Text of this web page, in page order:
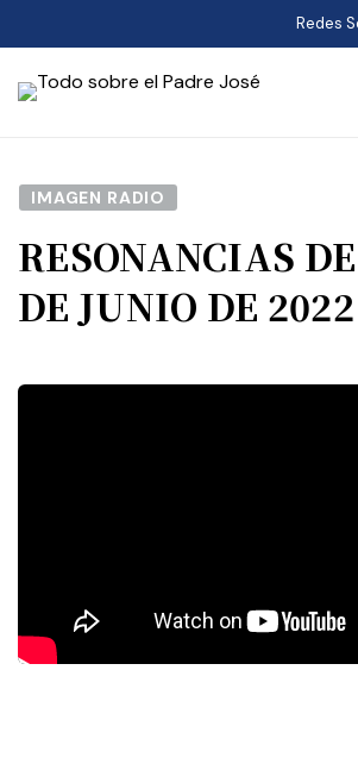
Redes
IMAGEN RADIO
RESONANCIAS
DE JUNIO DE 2022